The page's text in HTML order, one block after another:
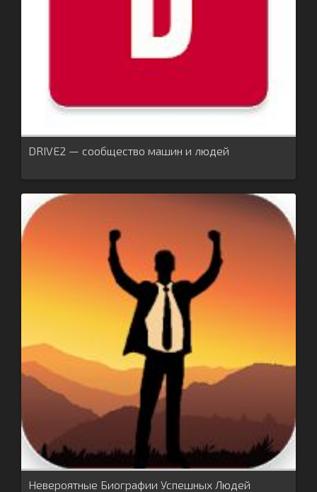
DRIVE2 — сообщество машин и людей
Невероятные Биографии Успешных Людей